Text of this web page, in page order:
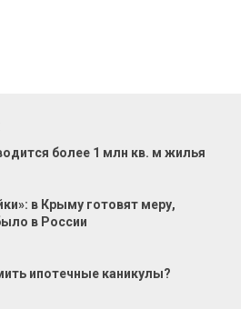
более 1 млн кв. м жилья
в Крыму готовят меру,
в России
ипотечные каникулы?